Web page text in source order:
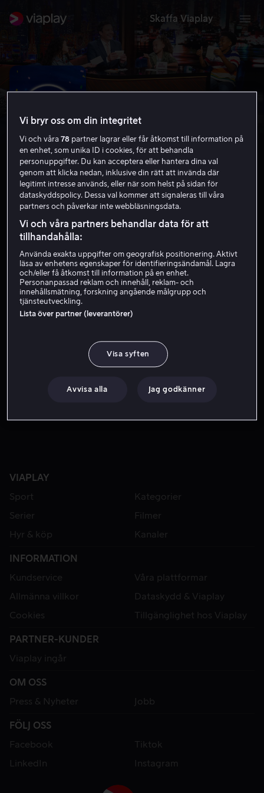
Skaffa Viaplay
The Kids Tonight Show
2021
Skaffa Viaplay
Fyra begåvade programledare som är barn bjuder på
Fyra begåvade programledare som är barn bjuder på
underhållande lekar och intervjuer med kändisar!
Michelle Harris Recker Eans
VIAPLAY
Sport
Kategorier
Serier
Filmer
Hyr & köp
Kanaler
INFORMATION
Kundservice
Våra plattformar
Allmänna villkor
Dataskydd & Viaplay
Cookies
Tillgänglighet hos Viaplay
PARTNER-KUNDER
Viaplay ingår
OM OSS
Press & Nyheter
Jobb
FÖLJ OSS
Facebook
Tiktok
LinkedIn
Instagram
Vi bryr oss om din integritet
Vi och våra78 partner lagrar eller får åtkomst till information på
en enhet, som unika ID i cookies, för att behandla
personuppgifter. Du kan acceptera eller hantera dina val
genom att klicka nedan, inklusive din rätt att invända där
legitimt intresse används, eller när som helst på sidan för
dataskyddspolicy. Dessa val kommer att signaleras till våra
partners och påverkar inte webbläsningsdata.
Vi och våra partners behandlar data för att
tillhandahålla:
Använda exakta uppgifter om geografisk positionering. Aktivt
läsa av enhetens egenskaper för identifieringsändamål. Lagra
och/eller få åtkomst till information på en enhet.
Personanpassad reklam och innehåll, reklam- och
innehållsmätning, forskning angående målgrupp och
tjänsteutveckling.
Lista över partner (leverantörer)
Visa syften
Avvisa alla Jag godkänner